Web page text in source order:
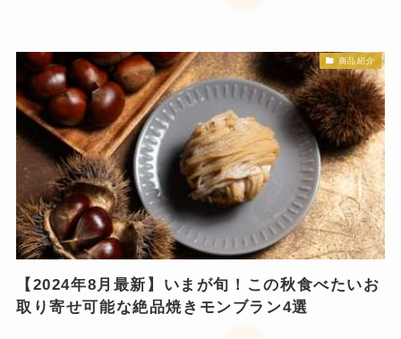
商品紹介
【2024年8月最新】いまが旬！この秋食べたいお
取り寄せ可能な絶品焼きモンブラン4選